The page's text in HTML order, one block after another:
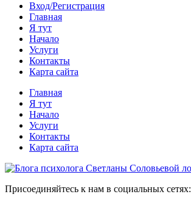
Вход/Регистрация
Главная
Я тут
Начало
Услуги
Контакты
Карта сайта
Главная
Я тут
Начало
Услуги
Контакты
Карта сайта
Присоединяйтесь к нам в социальных сетях: